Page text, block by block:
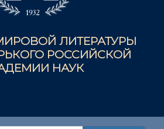
ЛИТЕРАТУРЫ
РОССИЙСКОЙ
НАУК